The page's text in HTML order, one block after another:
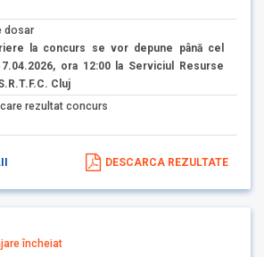
dosar
la concurs se vor depune până cel
ora 12:00 la Serviciul Resurse
Cluj
rezultat concurs
DESCARCA REZULTATE
încheiat